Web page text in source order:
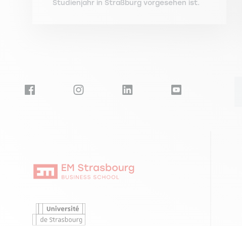
Studienjahr in Straßburg vorgesehen ist.